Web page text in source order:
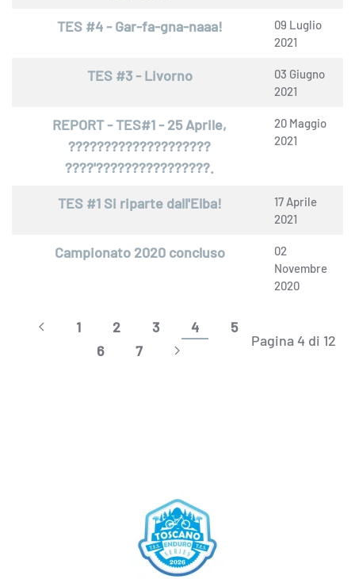
TES #4 - Gar-fa-gna-naaa!
09 Luglio
2021
TES #3 - Livorno
03 Giugno
2021
REPORT - TES#1 - 25 Aprile,
????????????????????
????'????????????????.
20 Maggio
2021
TES #1 Si riparte dall'Elba!
17 Aprile
2021
Campionato 2020 concluso
02
Novembre
2020
Pagina 4 di 12
1 2 3 4
5
6
7